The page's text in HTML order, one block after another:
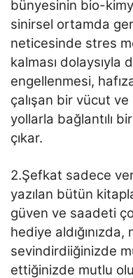
bünyesinin bio-
sinirsel ortamda
neticesinde stres
kalması dolaysıyla
engellenmesi,
çalışan bir vücut
yollarla bağlantılı
çıkar.
2.Şefkat sadece
yazılan bütün
güven ve saadeti
hediye
sevindirdiiğinizde
ettiğinizde mutlu